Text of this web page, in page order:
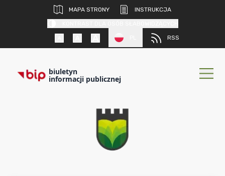
MAPA STRONY
INSTRUKCJA
RSS
biuletyn
informacji publicznej